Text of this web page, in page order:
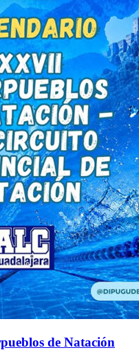
de Natación